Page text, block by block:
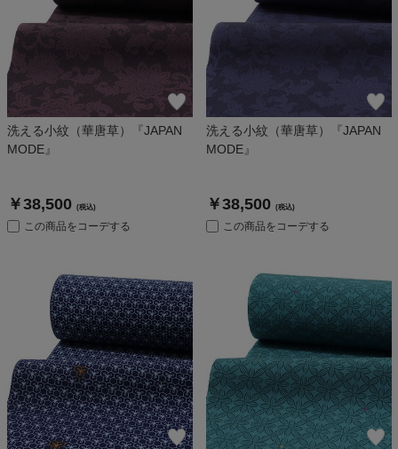
洗える小紋（華唐草）『JAPAN
MODE』
￥38,500 (税込)
この商品をコーデする
洗える小紋（華唐草）『JAPAN
MODE』
￥38,500 (税込)
この商品をコーデする